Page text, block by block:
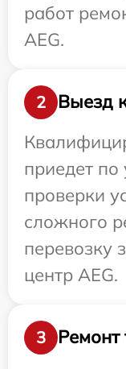
работ
AEG.
2
Выезд
приедет по
проверки
сложного
перевозку
центр AEG.
3
Ремонт